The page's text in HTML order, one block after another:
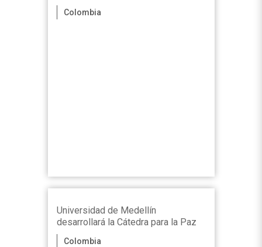
Colombia
Universidad de Medellín
desarrollará la Cátedra para la Paz
Colombia